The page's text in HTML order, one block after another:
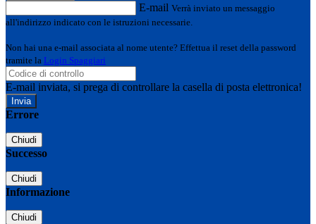
E-mail Verrà inviato un messaggio
all'indirizzo indicato con le istruzioni necessarie.
Non hai una e-mail associata al nome utente? Effettua il reset della password
tramite la Login Spaggiari
E-mail inviata, si prega di controllare la casella di posta elettronica!
Errore
Chiudi
Successo
Chiudi
Informazione
Chiudi